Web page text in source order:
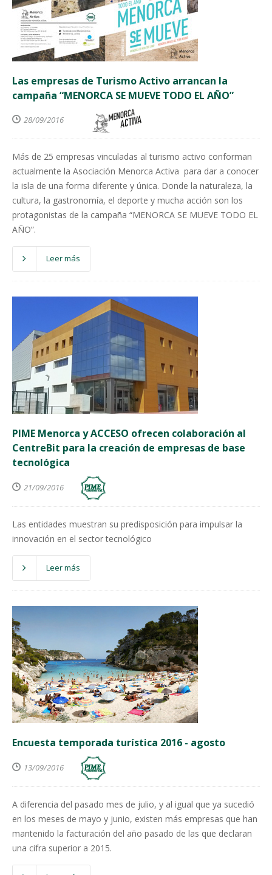
Las empresas de Turismo Activo arrancan la
campaña “MENORCA SE MUEVE TODO EL AÑO”
28/09/2016
Más de 25 empresas vinculadas al turismo activo conforman
actualmente la Asociación Menorca Activa para dar a conocer
la isla de una forma diferente y única. Donde la naturaleza, la
cultura, la gastronomía, el deporte y mucha acción son los
protagonistas de la campaña “MENORCA SE MUEVE TODO EL
AÑO”.
Leer más
PIME Menorca y ACCESO ofrecen colaboración al
CentreBit para la creación de empresas de base
tecnológica
21/09/2016
Las entidades muestran su predisposición para impulsar la
innovación en el sector tecnológico
Leer más
Encuesta temporada turística 2016 - agosto
13/09/2016
A diferencia del pasado mes de julio, y al igual que ya sucedió
en los meses de mayo y junio, existen más empresas que han
mantenido la facturación del año pasado de las que declaran
una cifra superior a 2015.